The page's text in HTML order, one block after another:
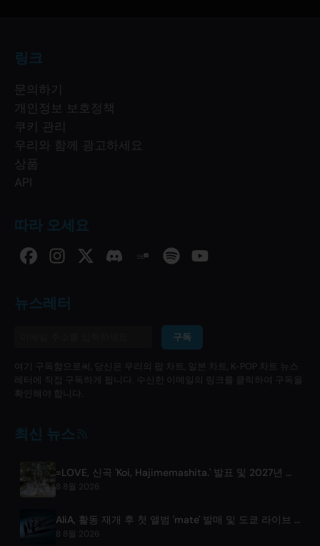
링크
문의하기
개인정보 보호정책
쿠키 관리
우리와 함께 광고하세요
상품
API
따라 오세요
뉴스레터
구독
여기 구독함으로써, 당신은 우리의 팝 차트, 일본 차트, K-POP 차트 뉴스
레터에 직접 구독하게 됩니다. 수신한 이메일의 링크를 클릭하여 구독을
확인해야 합니다.
최신 뉴스
=LOVE, 신곡 'Koi, Hajimemashita.' 발표 및 2027년 도쿄돔 콘서트 개최 예정
8 8월 2026
AliA, 활동 재개 후 첫 앨범 'mate' 발매 및 도쿄 라이브 공개
8 8월 2026